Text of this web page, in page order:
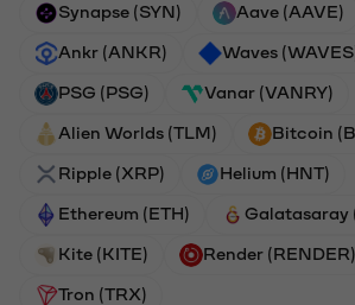
Synapse (SYN) Aave (AAVE)
Ankr (ANKR) Waves
PSG (PSG) Vanar (VANRY)
Alien Worlds (TLM) Bitcoin
Ripple (XRP) Helium (HNT)
Ethereum (ETH) Galatasaray
Kite (KITE) Render (RENDER)
Tron (TRX)